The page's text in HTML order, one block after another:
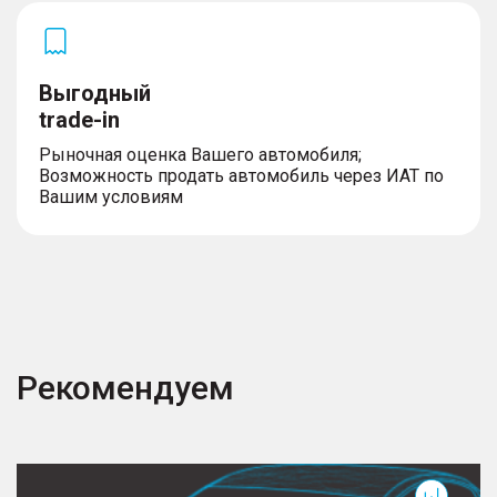
Выгодный
trade-in
Рыночная оценка Вашего автомобиля;
Возможность продать автомобиль через ИАТ по
Вашим условиям
Рекомендуем